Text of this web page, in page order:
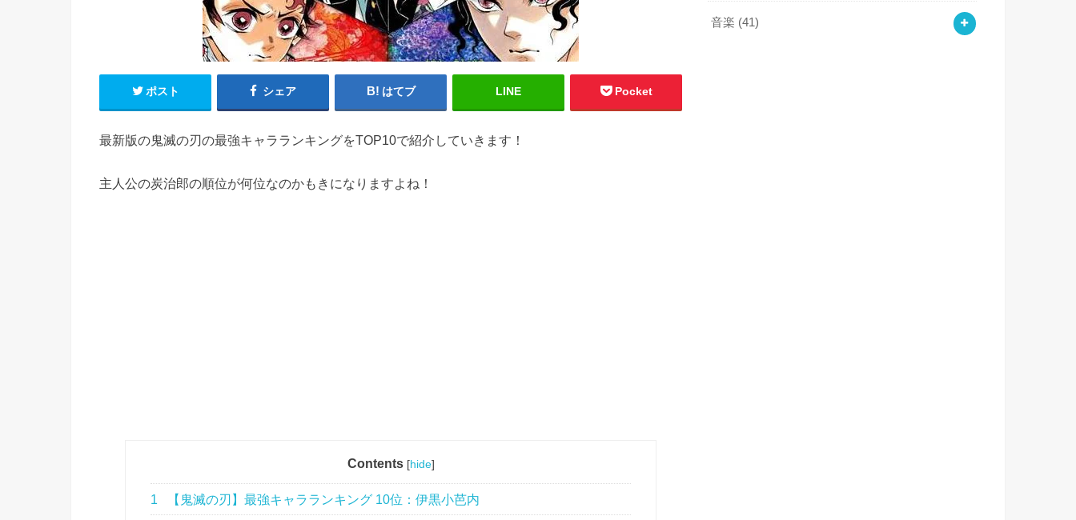
ポスト シェア はてブ LINE Pocket
最新版の鬼滅の刃の最強キャラランキングをTOP10で紹介していきます！
主人公の炭治郎の順位が何位なのかもきになりますよね！
Contents [hide]
1 【鬼滅の刃】最強キャラランキング 10位：伊黒小芭内
音楽 (41)